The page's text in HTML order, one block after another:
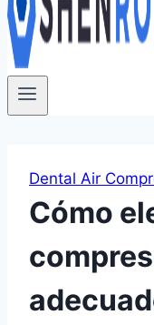
Dental Air
Cómo